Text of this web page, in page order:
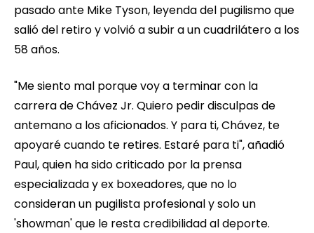
pasado ante Mike Tyson, leyenda del pugilismo que
salió del retiro y volvió a subir a un cuadrilátero a los
58 años.
"Me siento mal porque voy a terminar con la
carrera de Chávez Jr. Quiero pedir disculpas de
antemano a los aficionados. Y para ti, Chávez, te
apoyaré cuando te retires. Estaré para ti", añadió
Paul, quien ha sido criticado por la prensa
especializada y ex boxeadores, que no lo
consideran un pugilista profesional y solo un
'showman' que le resta credibilidad al deporte.